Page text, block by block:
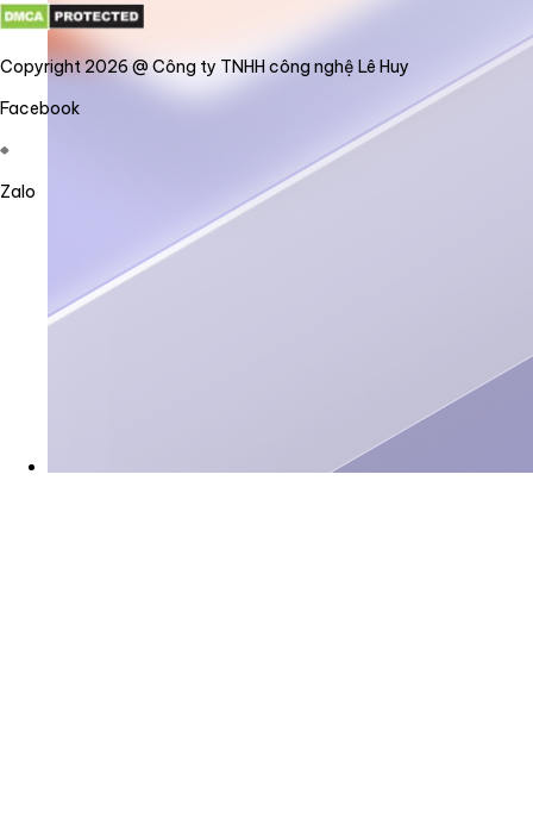
Copyright 2026 @ Công ty TNHH công nghệ Lê Huy
Facebook
Zalo